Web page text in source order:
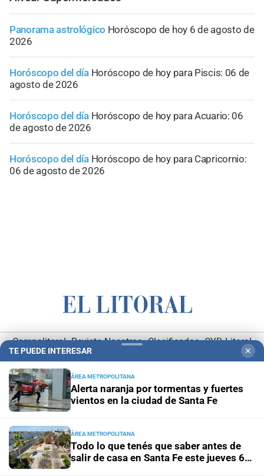
Panorama astrológico Horóscopo de hoy 6 de agosto de
2026
Horóscopo del día Horóscopo de hoy para Piscis: 06 de
agosto de 2026
Horóscopo del día Horóscopo de hoy para Acuario: 06
de agosto de 2026
Horóscopo del día Horóscopo de hoy para Capricornio:
06 de agosto de 2026
Campolitoral Revista Nosotros Clasificados CYD Litoral
Podcasts Mirador Provincial VivíMejor SF Puerto Negocios
Notife Educacion SF
Hemeroteca Digital (1930-1979)
TE PUEDE INTERESAR ✕
ÁREA METROPOLITANA
Alerta naranja por tormentas y fuertes
vientos en la ciudad de Santa Fe
ÁREA METROPOLITANA
Todo lo que tenés que saber antes de
salir de casa en Santa Fe este jueves 6